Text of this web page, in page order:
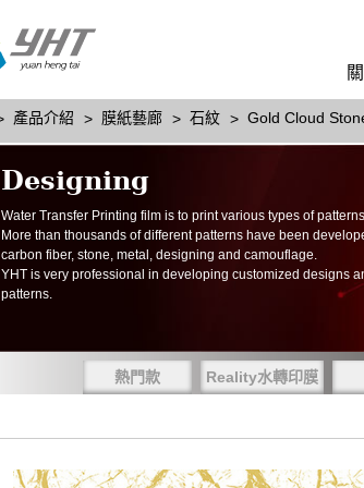
產品介紹 膜紙藝廊 石紋 Gold Cloud
Designing
Water Transfer Printing film is to print various types of
More than thousands of different patterns have been
carbon fiber, stone, metal, designing and camouflage.
YHT is very professional in developing customized designs
patterns.
熱門款 Reality水轉印膜